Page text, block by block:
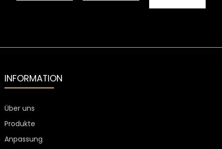
INFORMATION
Über uns
Produkte
Anpassung